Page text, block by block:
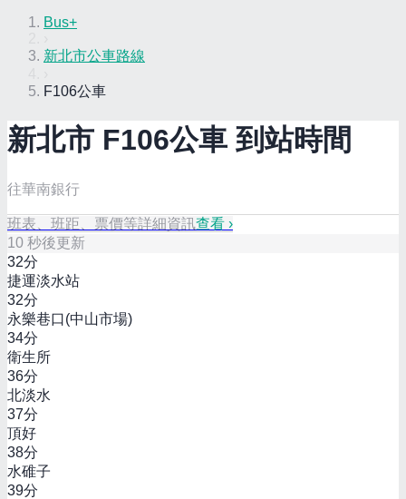
Bus+
新北市公車路線
F106公車
新北市 F106公車 到站時間
往華南銀行
班表、班距、票價等詳細資訊查看 ›
10 秒後更新
32分
捷運淡水站
32分
永樂巷口(中山市場)
34分
衛生所
36分
北淡水
37分
頂好
38分
水碓子
39分